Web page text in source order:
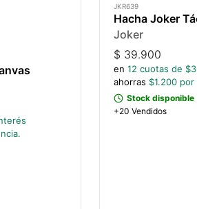
JKR639
Hacha Joker
Joker
$ 39.900
en 12 cuotas de $
ahorras $1.200por
Stock disponible
+20 Vendidos